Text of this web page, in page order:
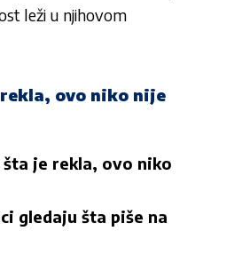
leži u njihovom
rekla, ovo niko nije
šta je rekla, ovo niko
gledaju šta piše na